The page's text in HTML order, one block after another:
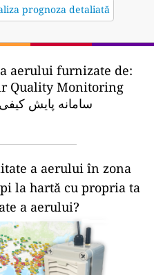
prognoza detaliată
aerului furnizate de:
Quality Monitoring
a aerului în zona
la hartă cu propria ta
a aerului?